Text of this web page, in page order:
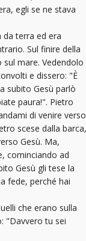
egli se ne stava
terra ed era
Sul finire della
mare. Vedendolo
e dissero: "È
subito Gesù parlò
paura!". Pietro
di venire verso
scese dalla barca,
Gesù. Ma,
cominciando ad
Gesù gli tese la
fede, perché hai
che erano sulla
"Davvero tu sei